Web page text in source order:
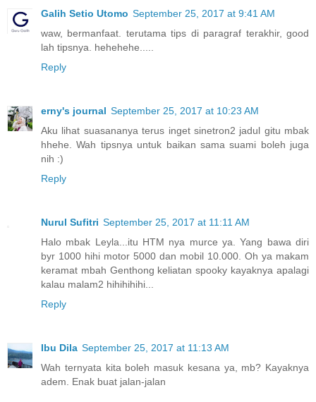
Galih Setio Utomo September 25, 2017 at 9:41 AM
waw, bermanfaat. terutama tips di paragraf terakhir, good
lah tipsnya. hehehehe.....
Reply
erny's journal September 25, 2017 at 10:23 AM
Aku lihat suasananya terus inget sinetron2 jadul gitu mbak
hhehe. Wah tipsnya untuk baikan sama suami boleh juga
nih :)
Reply
Nurul Sufitri September 25, 2017 at 11:11 AM
Halo mbak Leyla...itu HTM nya murce ya. Yang bawa diri
byr 1000 hihi motor 5000 dan mobil 10.000. Oh ya makam
keramat mbah Genthong keliatan spooky kayaknya apalagi
kalau malam2 hihihihihi...
Reply
Ibu Dila September 25, 2017 at 11:13 AM
Wah ternyata kita boleh masuk kesana ya, mb? Kayaknya
adem. Enak buat jalan-jalan